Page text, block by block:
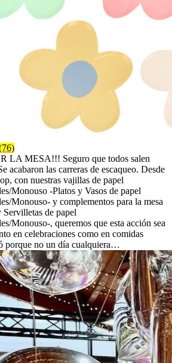
LA MESA!!! Seguro que todos salen
acabaron las carreras de escaqueo. Desde
con nuestras vajillas de papel
Monouso -Platos y Vasos de papel
Monouso- y complementos para la mesa
Servilletas de papel
Monouso-, queremos que esta acción sea
en celebraciones como en comidas
porque no un día cualquiera…